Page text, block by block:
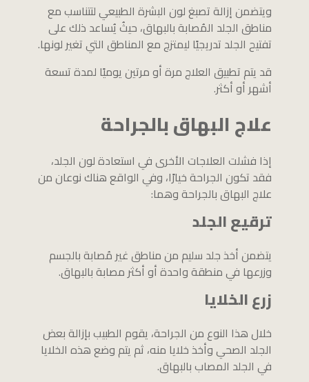
ويتضمن إزالة تصبغ لون البشرة الطبيعي لتتناسب مع
مناطق الجلد المُصابة بالبهاق، حيثُ يُساعد ذلك على
تفتيح الجلد تدريجيًا ليمتزج مع المناطق التي تغير لونها.
قد يتم تطبيق العلاج مرة أو مرتين يوميًا لمدة تسعة
أشهر أو أكثر.
علاج البهاق بالجراحة
إذا فشلت العلاجات الأخرى في استعادة لون الجلد،
فقد تكون الجراحة خيارًا، وفي الواقع هناك نوعان من
علاج البهاق بالجراحة وهما:
ترقيع الجلد
يتضمن أخذ جلد سليم من مناطق غير مُصابة بالجسم
وزرعها في منطقة واحدة أو أكثر مصابة بالبهاق.
زرع الخلايا
خلال هذا النوع من الجراحة، يقوم الطبيب بإزالة بعض
الجلد الصحي وأخذ خلايا منه، ثم يتم وضع هذه الخلايا
في الجلد المصاب بالبهاق.